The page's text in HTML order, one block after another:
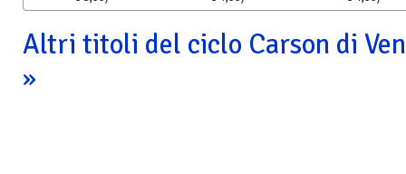
Altri titoli del ciclo Carson di